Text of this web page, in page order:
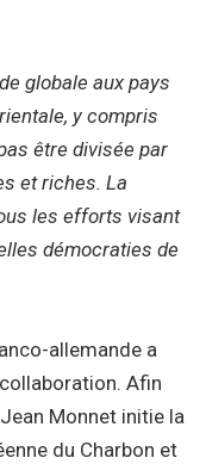
globale aux pays
y compris
être divisée par
et riches. La
les efforts visant
démocraties de
allemande a
Afin
Monnet initie la
du Charbon et